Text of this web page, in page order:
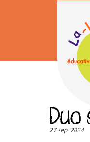
27 sep. 2024